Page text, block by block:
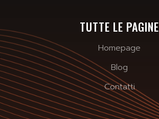
TUTTE LE PAGINE
Homepage
Blog
Contatti